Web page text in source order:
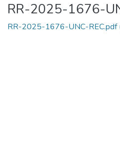
RR-2025-1676-
RR-2025-1676-UNC-REC.pdf